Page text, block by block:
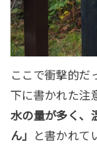
ここで衝撃的だ
下に書かれた注
水の量が多く、
ん」
と書かれて